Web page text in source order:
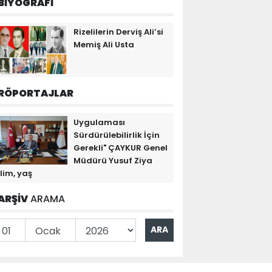
Rizelilerin Derviş Ali’si
Memiş Ali Usta
Uygulaması
Sürdürülebilirlik İçin
Gerekli" ÇAYKUR Genel
Müdürü Yusuf Ziya
yaş
ARAMA